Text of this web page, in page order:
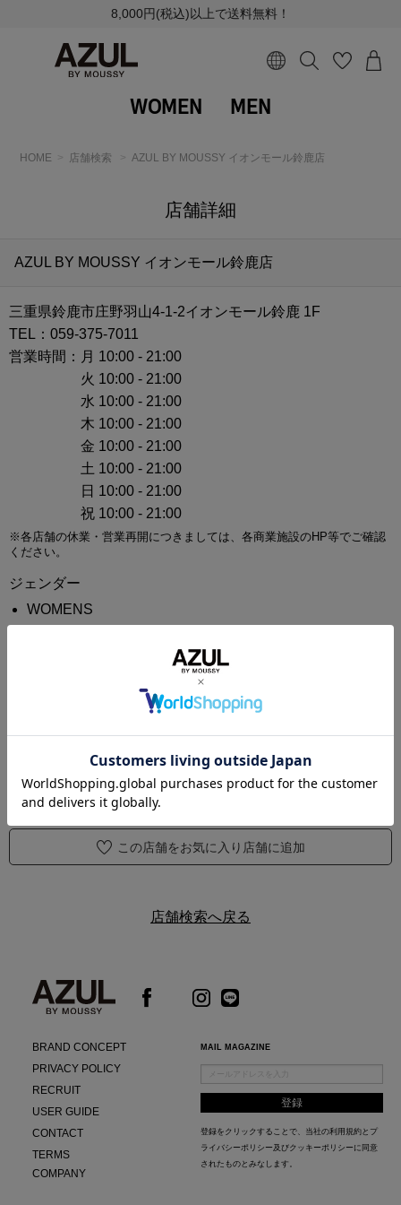
8,000円(税込)以上で送料無料！
WOMEN MEN
HOME 店舗検索 AZUL BY MOUSSY イオンモール鈴鹿店
店舗詳細
AZUL BY MOUSSY イオンモール鈴鹿店
三重県鈴鹿市庄野羽山4-1-2イオンモール鈴鹿 1F
TEL：059-375-7011
営業時間： 月 10:00 - 21:00
火 10:00 - 21:00
水 10:00 - 21:00
木 10:00 - 21:00
金 10:00 - 21:00
土 10:00 - 21:00
日 10:00 - 21:00
祝 10:00 - 21:00
※各店舗の休業・営業再開につきましては、各商業施設のHP等でご確認
ください。
ジェンダー
WOMENS
AZUL BY MOUSSY
地図アプリで見る
この店舗をお気に入り店舗に追加
店舗検索へ戻る
BRAND CONCEPT
PRIVACY POLICY
RECRUIT
USER GUIDE
CONTACT
TERMS
COMPANY
MAIL MAGAZINE
登録をクリックすることで、当社の利用規約 と プ
ライバシーポリシー及びクッキーポリシー に同意
されたものとみなします。